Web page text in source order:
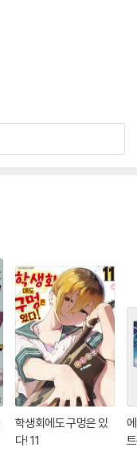
학생회에도 구멍은 있
다! 11